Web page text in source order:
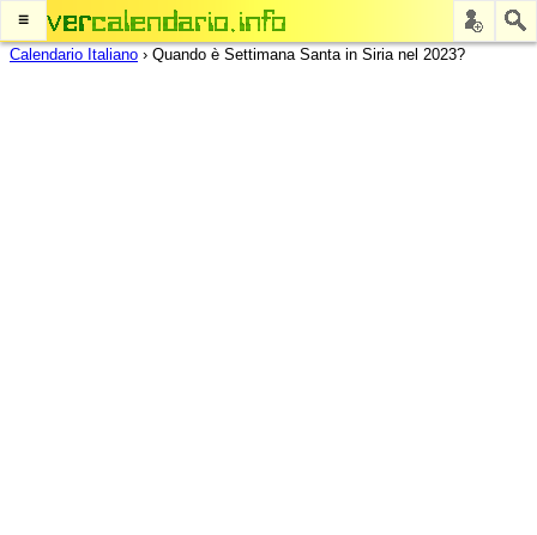
≡
Calendario Italiano › Quando è Settimana Santa in Siria nel 2023?